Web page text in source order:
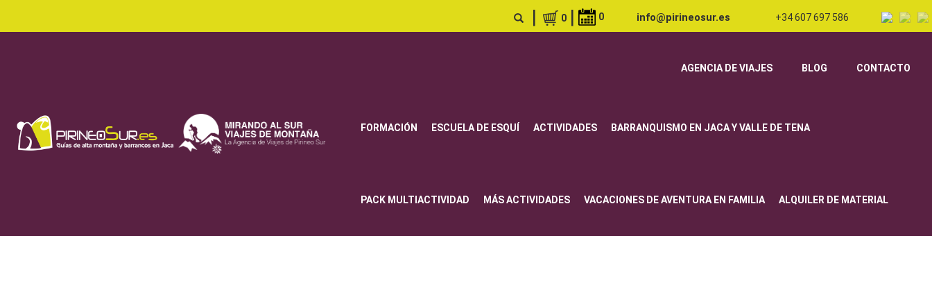
| 0 | 0 info@pirineosur.es +34 607 697 586
AGENCIA DE VIAJES BLOG CONTACTO
FORMACIÓN ESCUELA DE ESQUÍ ACTIVIDADES BARRANQUISMO EN JACA Y VALLE DE TENA
PACK MULTIACTIVIDAD MÁS ACTIVIDADES VACACIONES DE AVENTURA EN FAMILIA ALQUILER DE MATERIAL